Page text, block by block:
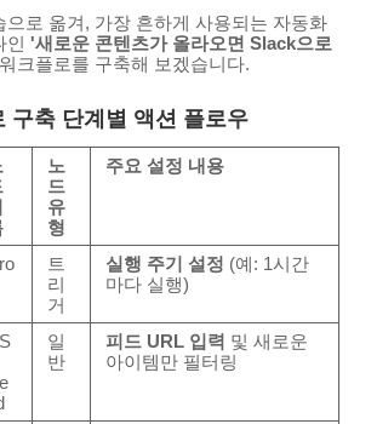
으로 옮겨, 가장 흔하게 사용되는 자동화
인 '새로운 콘텐츠가 올라오면 Slack으로
워크플로를 구축해 보겠습니다.
구축 단계별 액션 플로우
노
드
유
형
주요 설정 내용
트
리
거
실행 주기 설정 (예: 1시간
마다 실행)
일
반
피드 URL 입력 및 새로운
아이템만 필터링